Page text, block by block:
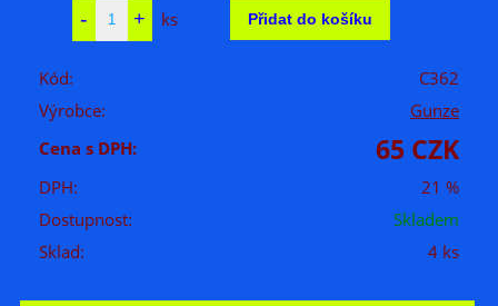
ks
Kód:
C362
Výrobce:
Gunze
Cena s DPH:
65 CZK
DPH:
21 %
Dostupnost:
Skladem
Sklad:
4 ks